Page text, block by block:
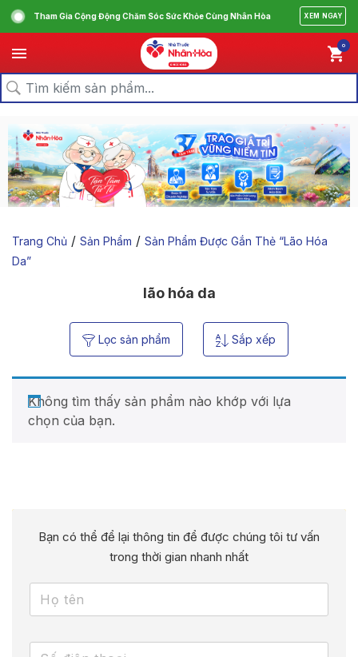
Tham Gia Cộng Động Chăm Sóc Sức Khỏe Cùng Nhân Hòa XEM NGAY
0
Trang Chủ / Sản Phẩm / Sản Phẩm Được Gắn Thẻ “lão Hóa
Da”
lão hóa da
Lọc sản phẩm Sắp xếp
Không tìm thấy sản phẩm nào khớp với lựa
chọn của bạn.
Bạn có thể để lại thông tin để được chúng tôi tư vấn
trong thời gian nhanh nhất